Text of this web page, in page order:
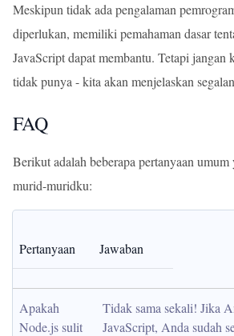
Meskipun tidak ada pengalaman
diperlukan, memiliki pemahaman dasar
JavaScript dapat membantu. Tetapi
tidak punya - kita akan menjelaskan
FAQ
Berikut adalah beberapa pertanyaan umum
murid-muridku:
Pertanyaan Jawaban
Apakah
Node.js sulit
Tidak sama sekali! Jika
JavaScript, Anda sudah